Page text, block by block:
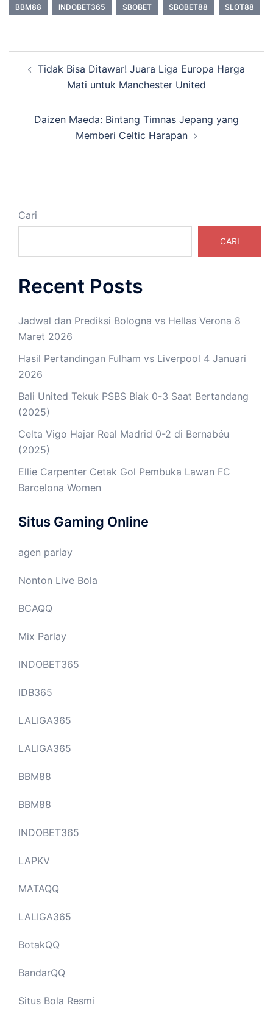
BBM88 INDOBET365 SBOBET SBOBET88 SLOT88
TulisanTidak Bisa Ditawar! Juara Liga Europa Harga
Mati untuk Manchester United
Daizen Maeda: Bintang Timnas Jepang yang
Memberi Celtic Harapan
Cari
CARI
Recent Posts
Jadwal dan Prediksi Bologna vs Hellas Verona 8
Maret 2026
Hasil Pertandingan Fulham vs Liverpool 4 Januari
2026
Bali United Tekuk PSBS Biak 0-3 Saat Bertandang
(2025)
Celta Vigo Hajar Real Madrid 0-2 di Bernabéu
(2025)
Ellie Carpenter Cetak Gol Pembuka Lawan FC
Barcelona Women
Situs Gaming Online
agen parlay
Nonton Live Bola
BCAQQ
Mix Parlay
INDOBET365
IDB365
LALIGA365
LALIGA365
BBM88
BBM88
INDOBET365
LAPKV
MATAQQ
LALIGA365
BotakQQ
BandarQQ
Situs Bola Resmi